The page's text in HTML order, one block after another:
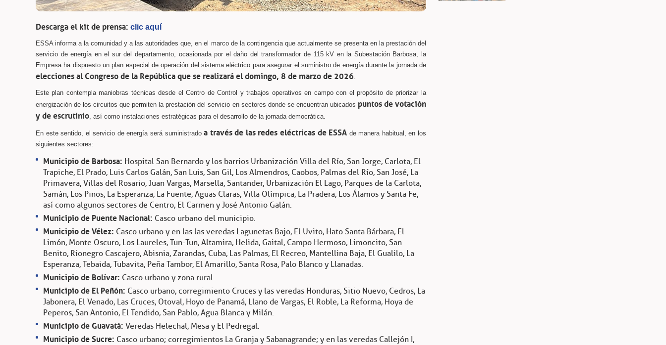
Descarga el kit de prensa: clic aquí
ESSA informa a la comunidad y a las autoridades que, en el marco de la contingencia que actualmente se presenta en la prestación del
servicio de energía en el sur del departamento, ocasionada por el daño del transformador de 115 kV en la Subestación Barbosa, la
Empresa ha dispuesto un plan especial de operación del sistema eléctrico para asegurar el suministro de energía durante la jornada de
elecciones al Congreso de la República que se realizará el domingo, 8 de marzo de 2026.
Este plan contempla maniobras técnicas desde el Centro de Control y trabajos operativos en campo con el propósito de priorizar la
energización de los circuitos que permiten la prestación del servicio en sectores donde se encuentran ubicados puntos de votación
y de escrutinio, así como instalaciones estratégicas para el desarrollo de la jornada democrática.
En este sentido, el servicio de energía será suministradoa través de las redes eléctricas de ESSA de manera habitual, en los
siguientes sectores:
Municipio de Barbosa: Hospital San Bernardo y los barrios Urbanización Villa del Río, San Jorge, Carlota, El
Trapiche, El Prado, Luis Carlos Galán, San Luis, San Gil, Los Almendros, Caobos, Palmas del Río, San José, La
Primavera, Villas del Rosario, Juan Vargas, Marsella, Santander, Urbanización El Lago, Parques de la Carlota,
Samán, Los Pinos, La Esperanza, La Fuente, Aguas Claras, Villa Olímpica, La Pradera, Los Álamos y Santa Fe,
así como algunos sectores de Centro, El Carmen y José Antonio Galán.
Municipio de Puente Nacional: Casco urbano del municipio.
Municipio de Vélez: Casco urbano y en las las veredas Lagunetas Bajo, El Uvito, Hato Santa Bárbara, El
Limón, Monte Oscuro, Los Laureles, Tun-Tun, Altamira, Helida, Gaital, Campo Hermoso, Limoncito, San
Benito, Rionegro Cascajero, Abisnia, Zarandas, Cuba, Las Palmas, El Recreo, Mantellina Baja, El Gualilo, La
Esperanza, Tebaida, Tubavita, Peña Tambor, El Amarillo, Santa Rosa, Palo Blanco y Llanadas.
Municipio de Bolívar: Casco urbano y zona rural.
Municipio de El Peñón: Casco urbano, corregimiento Cruces y las veredas Honduras, Sitio Nuevo, Cedros, La
Jabonera, El Venado, Las Cruces, Otoval, Hoyo de Panamá, Llano de Vargas, El Roble, La Reforma, Hoya de
Peperos, San Antonio, El Tendido, San Pablo, Agua Blanca y Milán.
Municipio de Guavatá: Veredas Helechal, Mesa y El Pedregal.
Municipio de Sucre: Casco urbano; corregimientos La Granja y Sabanagrande; y en las veredas Callejón I,